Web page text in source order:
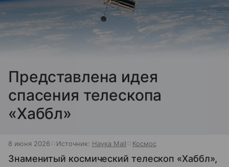
Представлена идея
спасения телескопа
«Хаббл»
8 июня 2026 Источник: Наука Mail Космос
Знаменитый космический телескоп «Хаббл»,